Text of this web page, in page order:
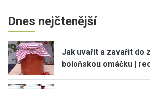
Dnes nejčtenější
Jak uvařit a zavařit do
boloňskou omáčku |